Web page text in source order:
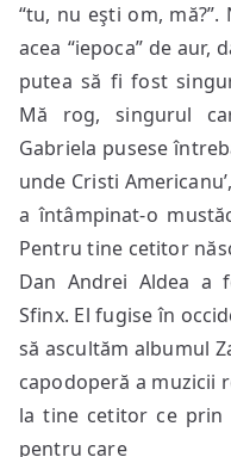
“tu, nu eşti om,
acea “iepoca” de aur,
putea să fi fost
Mă rog, singurul
Gabriela pusese
unde Cristi
a întâmpinat-o
Pentru tine cetitor
Dan Andrei Aldea a
Sfinx. El fugise în
să ascultăm albumul
capodoperă a muzicii
la tine cetitor ce
pentru care